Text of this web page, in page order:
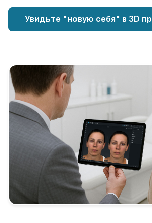
Увидьте "новую себя" в 3D